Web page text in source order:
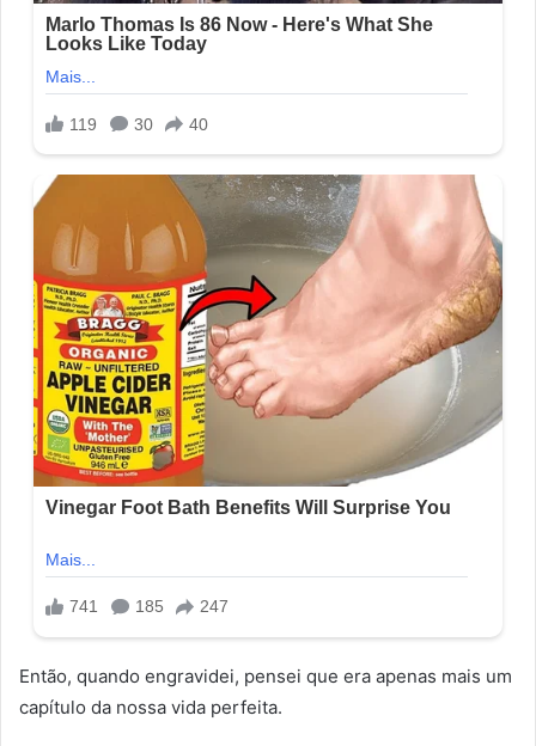
Então, quando engravidei, pensei que era apenas mais um
capítulo da nossa vida perfeita.